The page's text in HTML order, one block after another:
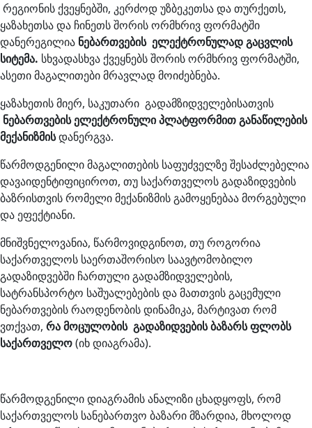
რეგიონის ქვეყნებში, კერძოდ უზბეკეთსა და თურქეთს,
ყაზახეთსა და ჩინეთს შორის ორმხრივ ფორმატში
დანერეგილია ნებართვების ელექტრონულად გაცვლის
სიტემა. სხვადასხვა ქვეყნებს შორის ორმხრივ ფორმატში,
ასეთი მაგალითები მრავლად მოიძებნება.
ყაზახეთის მიერ, საკუთარი გადამზიდველებისათვის
ნებართვების ელექტრონული პლატფორმით განაწილების
მექანიზმისდანერგვა.
წარმოდგენილი მაგალითების საფუძველზე შესაძლებელია
დავაიდენტიფიციროთ, თუ საქართველოს გადაზიდვების
ბაზრისთვის რომელი მექანიზმის გამოყენებაა მორგებული
და ეფექტიანი.
მნიშვნელოვანია, წარმოვიდგინოთ, თუ როგორია
საქართველოს საერთაშორისო საავტომობილო
გადაზიდვებში ჩართული გადამზიდველების,
სატრანსპორტო საშუალებების და მათთვის გაცემული
ნებართვების რაოდენობის დინამიკა, მარტივათ რომ
ვთქვათ, რა მოცულობის გადაზიდვების ბაზარს ფლობს
საქართველო(იხ დიაგრამა).
წარმოდგენილი დიაგრამის ანალიზი ცხადყოფს, რომ
საქართველოს სანებართვო ბაზარი მზარდია, მხოლოდ